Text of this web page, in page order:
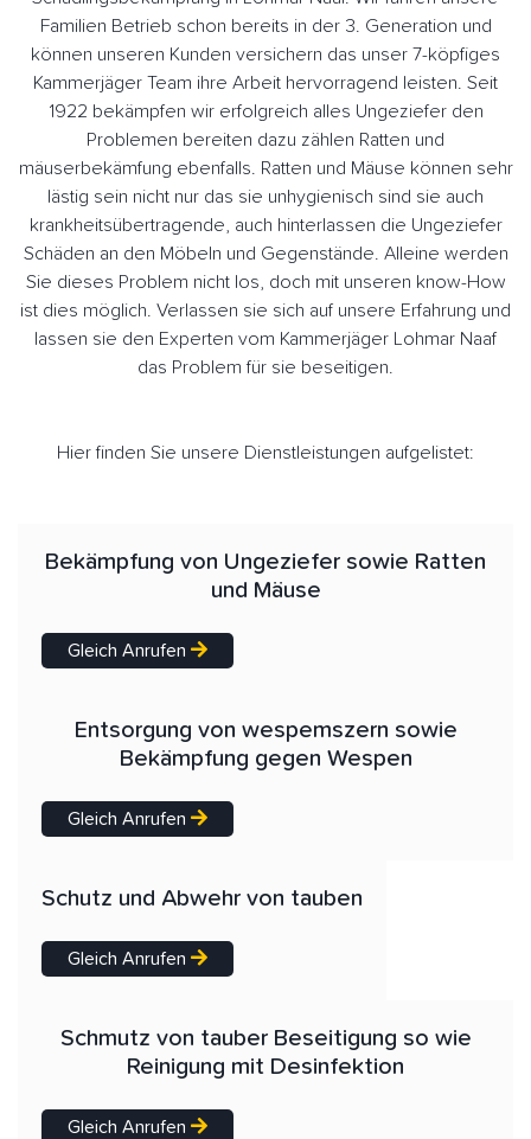
Familien Betrieb schon bereits in der 3. Generation und
können unseren Kunden versichern das unser 7-köpfiges
Kammerjäger Team ihre Arbeit hervorragend leisten. Seit
1922 bekämpfen wir erfolgreich alles Ungeziefer den
Problemen bereiten dazu zählen Ratten und
mäuserbekämfung ebenfalls. Ratten und Mäuse können sehr
lästig sein nicht nur das sie unhygienisch sind sie auch
krankheitsübertragende, auch hinterlassen die Ungeziefer
Schäden an den Möbeln und Gegenstände. Alleine werden
Sie dieses Problem nicht los, doch mit unseren know-How
ist dies möglich. Verlassen sie sich auf unsere Erfahrung und
lassen sie den Experten vom Kammerjäger Lohmar Naaf
das Problem für sie beseitigen.
Hier finden Sie unsere Dienstleistungen aufgelistet:
Bekämpfung von Ungeziefer sowie Ratten
und Mäuse
Gleich Anrufen
Entsorgung von wespemszern sowie
Bekämpfung gegen Wespen
Gleich Anrufen
Schutz und Abwehr von tauben
Gleich Anrufen
Schmutz von tauber Beseitigung so wie
Reinigung mit Desinfektion
Gleich Anrufen